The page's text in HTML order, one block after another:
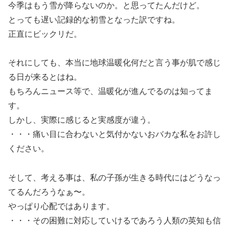
今季はもう雪が降らないのか。と思ってたんだけど。
とっても遅い記録的な初雪となった訳ですね。
正直にビックリだ。
それにしても、本当に地球温暖化何だと言う事が肌で感じ
る日が来るとはね。
もちろんニュース等で、温暖化が進んでるのは知ってま
す。
しかし、実際に感じると実感度が違う。
・・・痛い目に合わないと気付かないおバカな私をお許し
ください。
そして、考える事は、私の子孫が生きる時代にはどうなっ
てるんだろうなぁ〜。
やっぱり心配ではあります。
・・・その困難に対応していけるであろう人類の英知も信